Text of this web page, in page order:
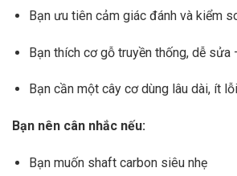
Bạn ưu tiên cảm giác đánh và kiểm
Bạn thích cơ gỗ truyền thống, dễ
Bạn cần một cây cơ dùng lâu dài, ít lỗi
Bạn nên cân nhắc nếu:
Bạn muốn shaft carbon siêu nhẹ